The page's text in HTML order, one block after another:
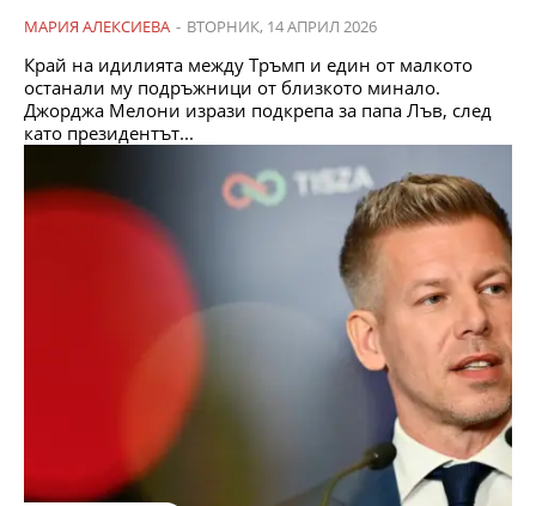
МАРИЯ АЛЕКСИЕВА - ВТОРНИК, 14 АПРИЛ 2026
Край на идилията между Тръмп и един от малкото
останали му подръжници от близкото минало.
Джорджа Мелони изрази подкрепа за папа Лъв, след
като президентът...